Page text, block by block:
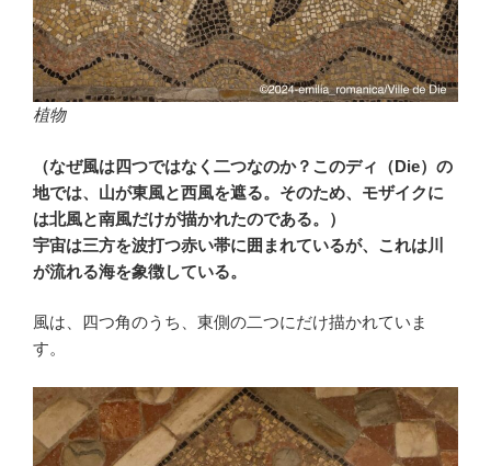
植物
（なぜ風は四つではなく二つなのか？このディ（Die）の
地では、山が東風と西風を遮る。そのため、モザイクに
は北風と南風だけが描かれたのである。）
宇宙は三方を波打つ赤い帯に囲まれているが、これは川
が流れる海を象徴している。
風は、四つ角のうち、東側の二つにだけ描かれていま
す。